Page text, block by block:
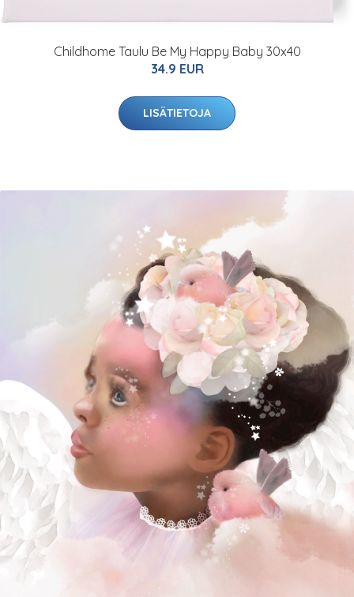
Childhome Taulu Be My Happy Baby 30x40
34.9 EUR
LISÄTIETOJA